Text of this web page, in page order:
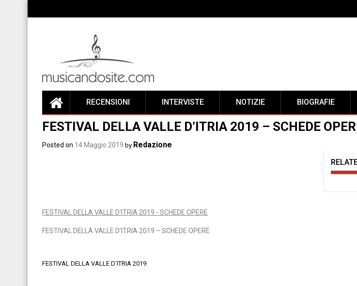
RECENSIONI INTERVISTE NOTIZIE BIOGRAFIE
FESTIVAL DELLA VALLE D’ITRIA 2019 – SCHEDE
Posted on 14 Maggio 2019 by Redazione
FESTIVAL DELLA VALLE D'ITRIA 2019 - SCHEDE OPERE
FESTIVAL DELLA VALLE D’ITRIA 2019 – SCHEDE OPERE
Navigazione
FESTIVAL DELLA VALLE D’ITRIA 2019